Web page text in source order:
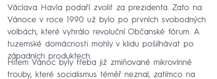
Václava Havla podaří zvolit za prezidenta. Zato na
Vánoce v roce 1990 už bylo po prvních svobodných
volbách, které vyhrálo revoluční Občanské fórum. A
tuzemské domácnosti mohly v klidu pošilhávat po
západních produktech.
Hitem Vánoc byly třeba již zmiňované mikrovlnné
trouby, které socialismus téměř neznal, zatímco na